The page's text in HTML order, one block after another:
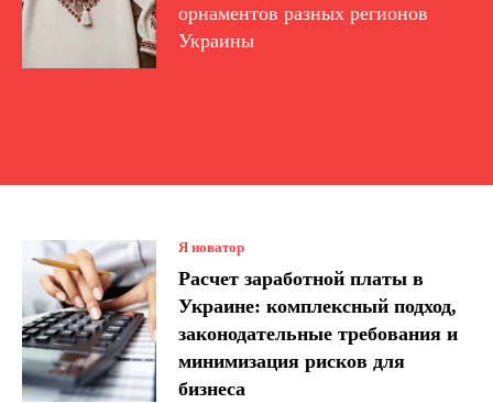
орнаментов разных регионов
Украины
Я новатор
Расчет заработной платы в
Украине: комплексный подход,
законодательные требования и
минимизация рисков для
бизнеса